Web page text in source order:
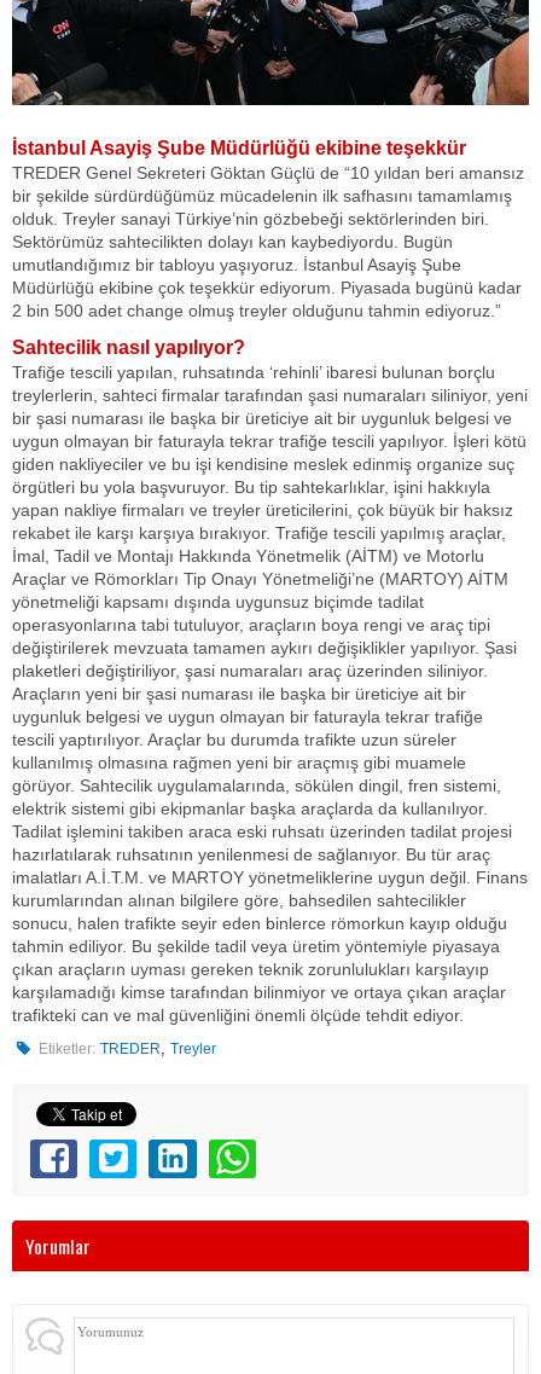
İstanbul Asayiş Şube Müdürlüğü ekibine teşekkür
TREDER Genel Sekreteri Göktan Güçlü de “10 yıldan beri amansız
bir şekilde sürdürdüğümüz mücadelenin ilk safhasını tamamlamış
olduk. Treyler sanayi Türkiye’nin gözbebeği sektörlerinden biri.
Sektörümüz sahtecilikten dolayı kan kaybediyordu. Bugün
umutlandığımız bir tabloyu yaşıyoruz. İstanbul Asayiş Şube
Müdürlüğü ekibine çok teşekkür ediyorum. Piyasada bugünü kadar
2 bin 500 adet change olmuş treyler olduğunu tahmin ediyoruz.”
Sahtecilik nasıl yapılıyor?
Trafiğe tescili yapılan, ruhsatında ‘rehinli’ ibaresi bulunan borçlu
treylerlerin, sahteci firmalar tarafından şasi numaraları siliniyor, yeni
bir şasi numarası ile başka bir üreticiye ait bir uygunluk belgesi ve
uygun olmayan bir faturayla tekrar trafiğe tescili yapılıyor. İşleri kötü
giden nakliyeciler ve bu işi kendisine meslek edinmiş organize suç
örgütleri bu yola başvuruyor. Bu tip sahtekarlıklar, işini hakkıyla
yapan nakliye firmaları ve treyler üreticilerini, çok büyük bir haksız
rekabet ile karşı karşıya bırakıyor. Trafiğe tescili yapılmış araçlar,
İmal, Tadil ve Montajı Hakkında Yönetmelik (AİTM) ve Motorlu
Araçlar ve Römorkları Tip Onayı Yönetmeliği’ne (MARTOY) AİTM
yönetmeliği kapsamı dışında uygunsuz biçimde tadilat
operasyonlarına tabi tutuluyor, araçların boya rengi ve araç tipi
değiştirilerek mevzuata tamamen aykırı değişiklikler yapılıyor. Şasi
plaketleri değiştiriliyor, şasi numaraları araç üzerinden siliniyor.
Araçların yeni bir şasi numarası ile başka bir üreticiye ait bir
uygunluk belgesi ve uygun olmayan bir faturayla tekrar trafiğe
tescili yaptırılıyor. Araçlar bu durumda trafikte uzun süreler
kullanılmış olmasına rağmen yeni bir araçmış gibi muamele
görüyor. Sahtecilik uygulamalarında, sökülen dingil, fren sistemi,
elektrik sistemi gibi ekipmanlar başka araçlarda da kullanılıyor.
Tadilat işlemini takiben araca eski ruhsatı üzerinden tadilat projesi
hazırlatılarak ruhsatının yenilenmesi de sağlanıyor. Bu tür araç
imalatları A.İ.T.M. ve MARTOY yönetmeliklerine uygun değil. Finans
kurumlarından alınan bilgilere göre, bahsedilen sahtecilikler
sonucu, halen trafikte seyir eden binlerce römorkun kayıp olduğu
tahmin ediliyor. Bu şekilde tadil veya üretim yöntemiyle piyasaya
çıkan araçların uyması gereken teknik zorunlulukları karşılayıp
karşılamadığı kimse tarafından bilinmiyor ve ortaya çıkan araçlar
trafikteki can ve mal güvenliğini önemli ölçüde tehdit ediyor.
Etiketler: TREDER ,Treyler
Yorumlar